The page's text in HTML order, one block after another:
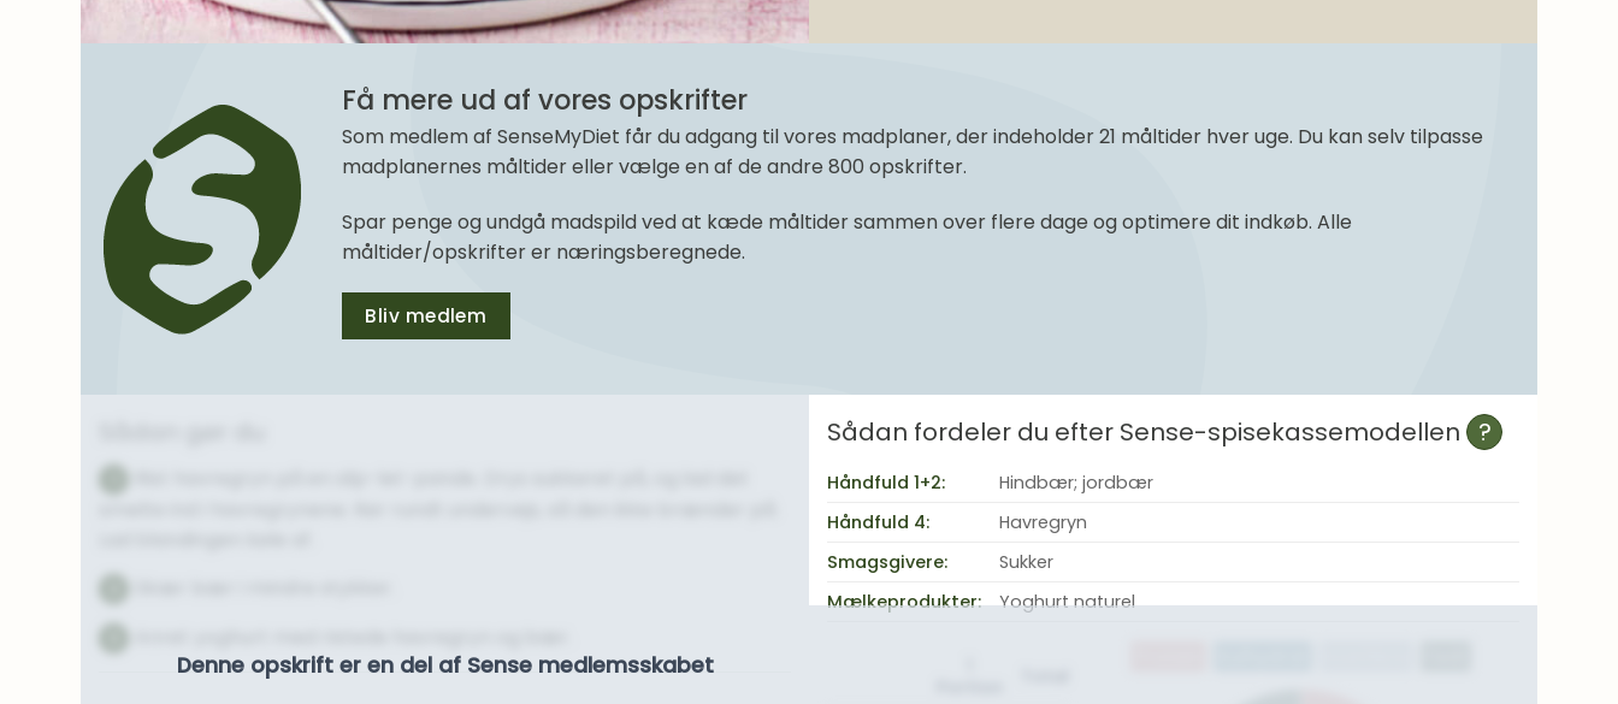
Få mere ud af vores opskrifter
Som medlem af SenseMyDiet får du adgang til vores madplaner, der indeholder 21 måltider hver uge. Du kan selv tilpasse
madplanernes måltider eller vælge en af de andre 800 opskrifter.
Spar penge og undgå madspild ved at kæde måltider sammen over flere dage og optimere dit indkøb. Alle
måltider/opskrifter er næringsberegnede.
Bliv medlem
Denne opskrift er en del af Sense medlemsskabet
Sådan fordeler du efter Sense-spisekassemodellen ?
Håndfuld 1+2:
Hindbær; jordbær
Håndfuld 4:
Havregryn
Smagsgivere:
Sukker
Mælkeprodukter:
Yoghurt naturel